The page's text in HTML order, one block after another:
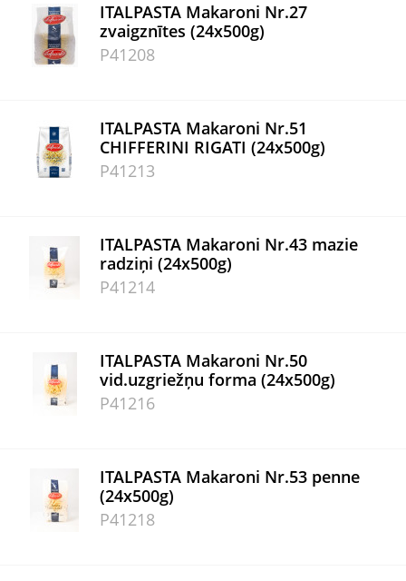
ITALPASTA Makaroni Nr.27
zvaigznītes (24x500g)
P41208
ITALPASTA Makaroni Nr.51
CHIFFERINI RIGATI (24x500g)
P41213
ITALPASTA Makaroni Nr.43 mazie
radziņi (24x500g)
P41214
ITALPASTA Makaroni Nr.50
vid.uzgriežņu forma (24x500g)
P41216
ITALPASTA Makaroni Nr.53 penne
(24x500g)
P41218